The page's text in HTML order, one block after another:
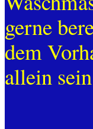
gerne
dem
allein